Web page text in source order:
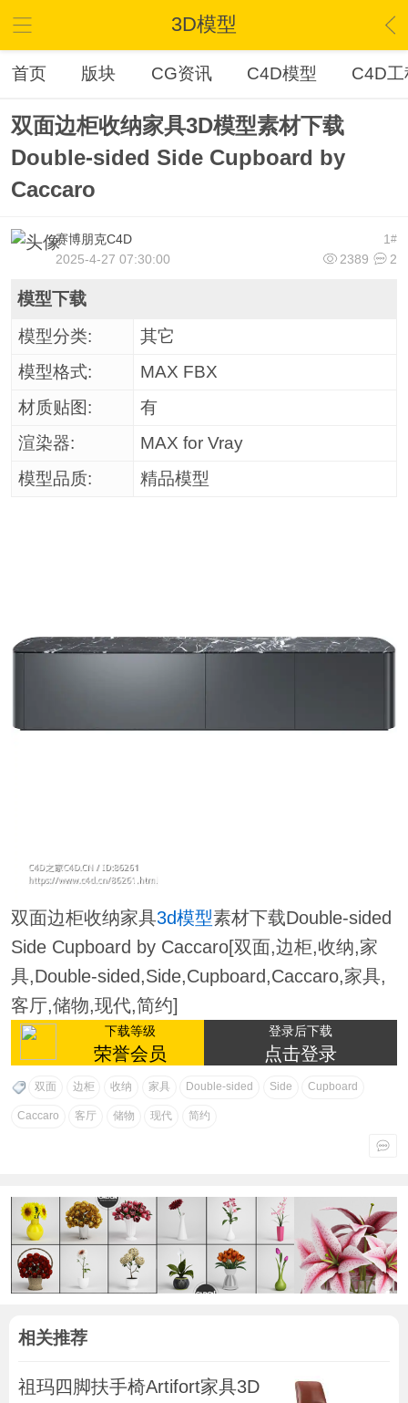
3D模型
首页 版块 CG资讯 C4D模型 C4D工
双面边柜收纳家具3D模型素材下载
Double-sided Side Cupboard by
Caccaro
1#
赛博朋克C4D
2389
2
2025-4-27 07:30:00
模型下载
模型分类:
其它
模型格式:
MAX FBX
材质贴图:
有
渲染器:
MAX for Vray
模型品质:
精品模型
双面边柜收纳家具3d模型素材下载Double-sided
Side Cupboard by Caccaro[双面,边柜,收纳,家
具,Double-sided,Side,Cupboard,Caccaro,家具,
客厅,储物,现代,简约]
下载等级
荣誉会员
登录后下载
点击登录
双面 边柜 收纳 家具 Double-sided Side Cupboard
Caccaro 客厅 储物 现代 简约
相关推荐
祖玛四脚扶手椅Artifort家具3D